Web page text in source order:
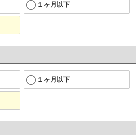
１ヶ月以下
１ヶ月以下